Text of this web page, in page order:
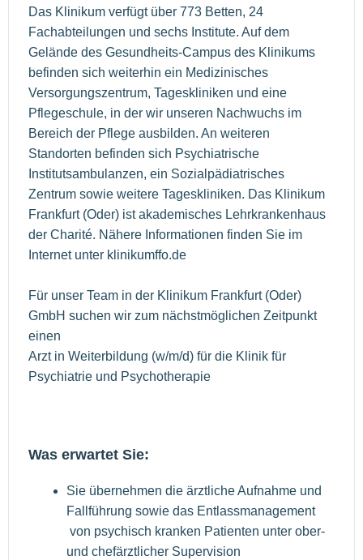
Das Klinikum verfügt über 773 Betten, 24
Fachabteilungen und sechs Institute. Auf dem
Gelände des Gesundheits-Campus des Klinikums
befinden sich weiterhin ein Medizinisches
Versorgungszentrum, Tageskliniken und eine
Pflegeschule, in der wir unseren Nachwuchs im
Bereich der Pflege ausbilden. An weiteren
Standorten befinden sich Psychiatrische
Institutsambulanzen, ein Sozialpädiatrisches
Zentrum sowie weitere Tageskliniken. Das Klinikum
Frankfurt (Oder) ist akademisches Lehrkrankenhaus
der Charité. Nähere Informationen finden Sie im
Internet unter klinikumffo.de
Für unser Team in der Klinikum Frankfurt (Oder)
GmbH suchen wir zum nächstmöglichen Zeitpunkt
einen
Arzt in Weiterbildung (w/m/d) für die Klinik für
Psychiatrie und Psychotherapie
Was erwartet Sie:
Sie übernehmen die ärztliche Aufnahme und
Fallführung sowie das Entlassmanagement
von psychisch kranken Patienten unter ober-
und chefärztlicher Supervision